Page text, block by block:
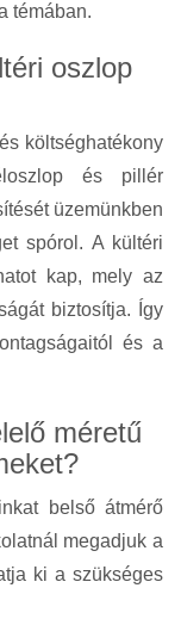
témában.
oszlop
költséghatékony
és pillér
üzemünkben
spórol. A kültéri
kap, mely az
biztosítja. Így
és a
méretű
belső átmérő
megadjuk a
ki a szükséges